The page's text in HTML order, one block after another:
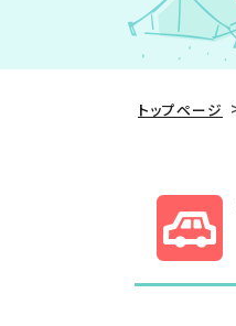
トップページ